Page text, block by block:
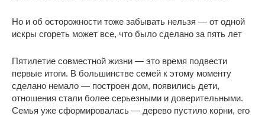
Но и об осторожности тоже забывать нельзя — от одной
искры сгореть может все, что было сделано за пять лет
Пятилетие совместной жизни — это время подвести
первые итоги. В большинстве семей к этому моменту
сделано немало — построен дом, появились дети,
отношения стали более серьезными и доверительными.
Семья уже сформировалась — дерево пустило корни, его